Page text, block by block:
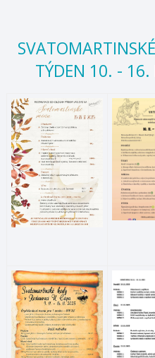
TÝDEN 10. -